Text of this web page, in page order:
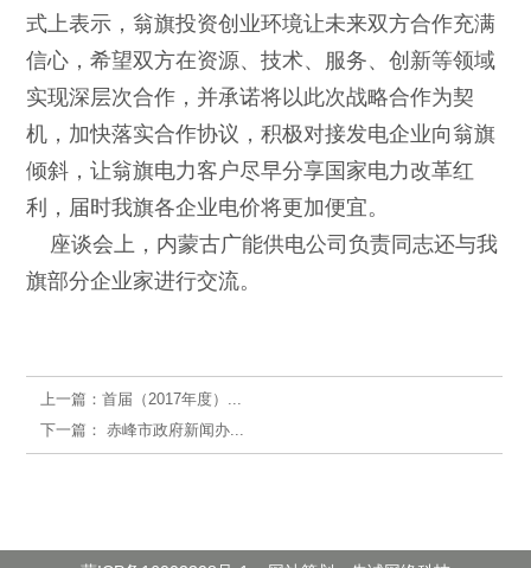
式上表示，翁旗投资创业环境让未来双方合作充满
信心，希望双方在资源、技术、服务、创新等领域
实现深层次合作，并承诺将以此次战略合作为契
机，加快落实合作协议，积极对接发电企业向翁旗
倾斜，让翁旗电力客户尽早分享国家电力改革红
利， 届时我旗各企业电价将更加便宜。
座谈会上，内蒙古广能供电公司负责同志还与我
旗部分企业家进行交流。
上一篇：首届（2017年度）...
下一篇： 赤峰市政府新闻办...